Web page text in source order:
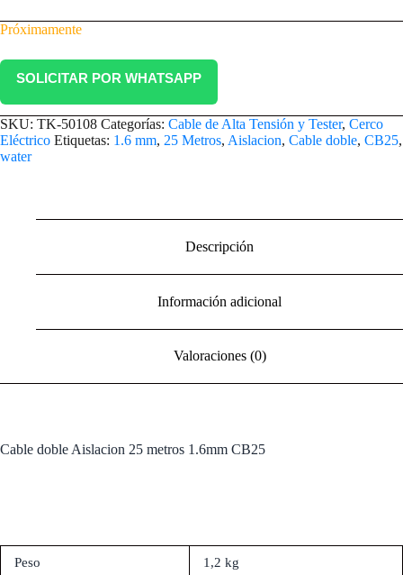
Próximamente
SOLICITAR POR WHATSAPP
SKU: TK-50108 Categorías: Cable de Alta Tensión y Tester, Cerco
Eléctrico Etiquetas: 1.6 mm, 25 Metros, Aislacion, Cable doble, CB25,
water
Descripción
Información adicional
Valoraciones (0)
Cable doble Aislacion 25 metros 1.6mm CB25
Peso 1,2 kg